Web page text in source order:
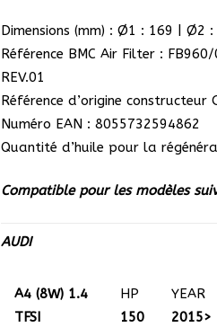
Dimensions (mm) : Ø1 : 169 | Ø2
Référence BMC Air Filter :
REV.01
Référence d’origine constructeur
Numéro EAN : 8055732594862
Quantité d’huile pour la
Compatible pour les modèles
AUDI
A4 (8W) 1.4
TFSI
HP
150
YEAR
2015>